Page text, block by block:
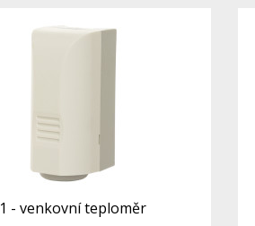
- venkovní teploměr